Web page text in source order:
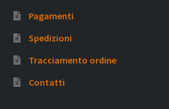
Pagamenti
Spedizioni
Tracciamento ordine
Contatti